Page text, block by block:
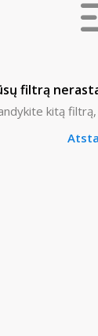
filtrą
kitą